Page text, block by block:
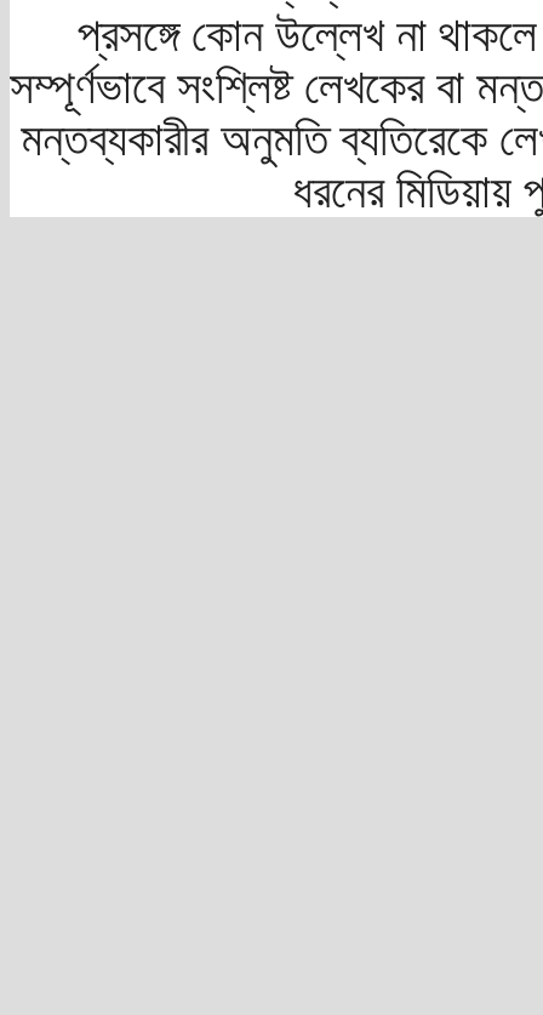
প্রসঙ্গে কোন উল্লেখ না
সম্পূর্ণভাবে সংশ্লিষ্ট লেখকের বা
মন্তব্যকারীর অনুমতি ব্যতিরেকে
ধরনের মিডিয়ায়